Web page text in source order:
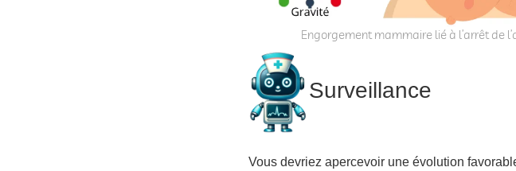
Engorgement mammaire lié à l’arrêt de
Surveillance
Vous devriez apercevoir une évolution